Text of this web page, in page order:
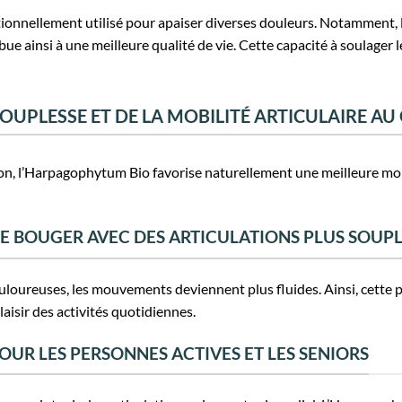
utilisé pour apaiser diverses douleurs. Notamment,
ainsi à une meilleure qualité de vie. Cette capacité à soulager
ET DE LA MOBILITÉ ARTICULAIRE
l’Harpagophytum Bio favorise naturellement une meilleure
BOUGER AVEC DES ARTICULATIONS PLUS
les mouvements deviennent plus fluides. Ainsi, cette
des activités quotidiennes.
LES PERSONNES ACTIVES ET LES SENIORS